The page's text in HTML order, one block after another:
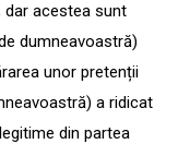
dar acestea sunt
dumneavoastră)
unor pretenții
a ridicat
din partea